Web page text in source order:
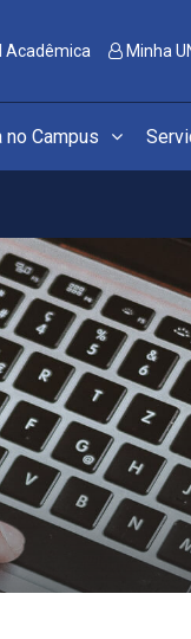
Acadêmica Minha
no Campus